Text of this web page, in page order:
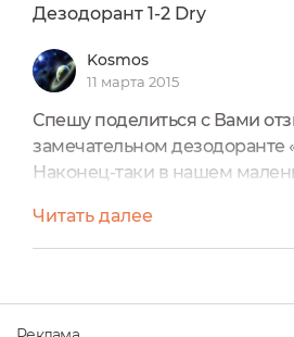
Дезодорант 1-2 Dry
Kosmos
11 марта 2015
Спешу поделиться с Вами
замечательном дезодоранте
Наконец-таки в нашем
продаже косметика Weleda
всеми яркими коробочками
Недели две я ходила вокруг
по меркам эко-косметики не
Читать далее